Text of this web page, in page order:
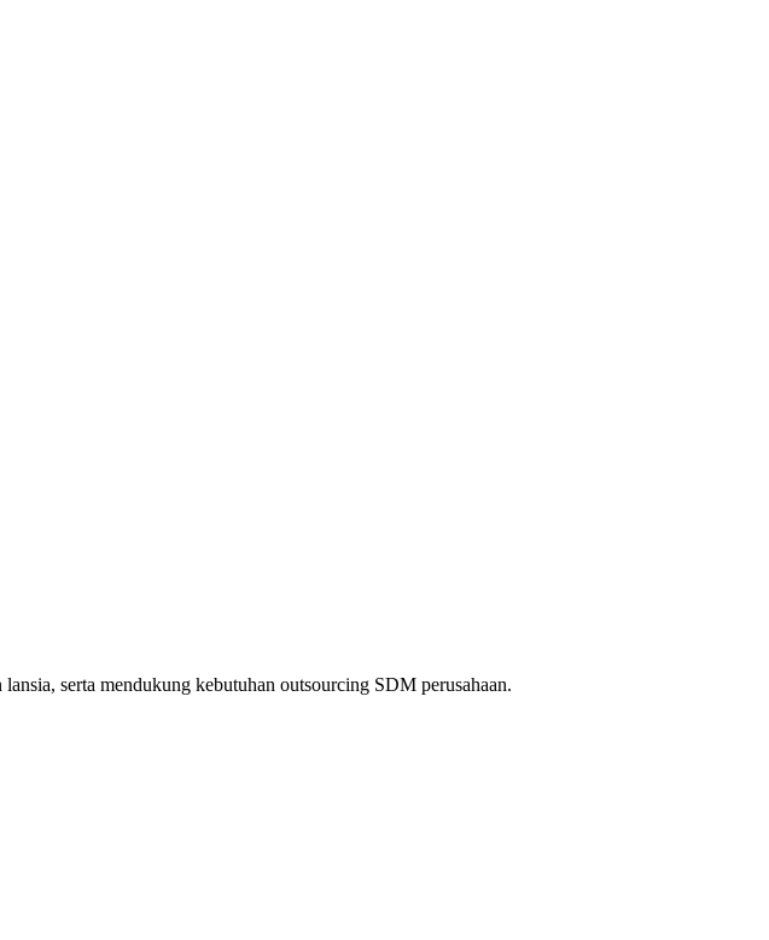
serta mendukung kebutuhan outsourcing SDM perusahaan.